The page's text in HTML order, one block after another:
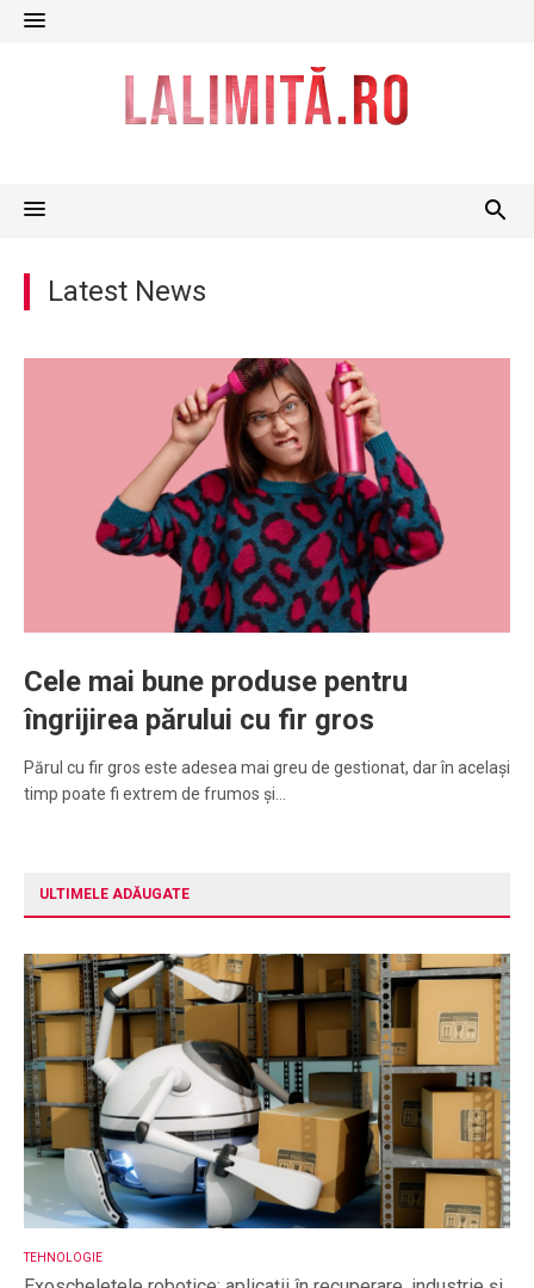
Skip
Latest News
Cele mai bune produse pentru
îngrijirea părului cu fir gros
Părul cu fir gros este adesea mai greu de gestionat, dar în același
timp poate fi extrem de frumos și…
ULTIMELE ADĂUGATE
TEHNOLOGIE